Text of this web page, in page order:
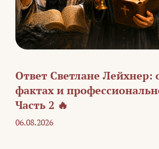
Ответ Светлане Лейхнер:
фактах и
Часть 2 🔥
06.08.2026